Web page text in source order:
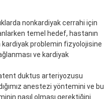
nonkardiyak cerrahi için
temel hedef, hastanın
problemin fizyolojisine
ve kardiyak
duktus arteriyozusu
anestezi yöntemini ve bu
nasıl olması gerektiğini